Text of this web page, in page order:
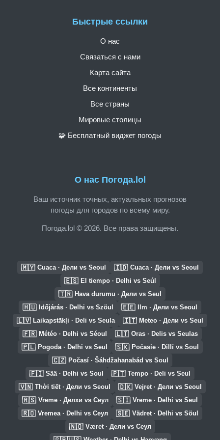
О нас Погода.lol
Ваш источник точных, актуальных прогнозов
погоды для городов по всему миру.
Погода.lol © 2026. Все права защищены.
Быстрые ссылки
О нас
Связаться с нами
Карта сайта
Все континенты
Все страны
Мировые столицы
🧩 Бесплатный виджет погоды
🇲🇾 Cuaca · Дели vs Seoul 🇮🇩 Cuaca · Дели vs Seoul
🇪🇸 El tiempo · Delhi vs Seúl
🇹🇷 Hava durumu · Дели vs Seul
🇭🇺 Időjárás · Delhi vs Szöul 🇪🇪 Ilm · Дели vs Seoul
🇱🇻 Laikapstākļi · Deli vs Seula 🇮🇹 Meteo · Дели vs Seul
🇫🇷 Météo · Delhi vs Séoul 🇱🇹 Oras · Delis vs Seulas
🇵🇱 Pogoda · Delhi vs Seul 🇸🇰 Počasie · Dillí vs Soul
🇨🇿 Počasí · Šáhdžahanabád vs Soul
🇫🇮 Sää · Delhi vs Soul 🇵🇹 Tempo · Deli vs Seul
🇻🇳 Thời tiết · Дели vs Seoul 🇩🇰 Vejret · Дели vs Seoul
🇷🇸 Vreme · Делхи vs Сеул 🇸🇮 Vreme · Delhi vs Seul
🇷🇴 Vremea · Delhi vs Сеул 🇸🇪 Vädret · Delhi vs Söul
🇳🇴 Været · Дели vs Сеул